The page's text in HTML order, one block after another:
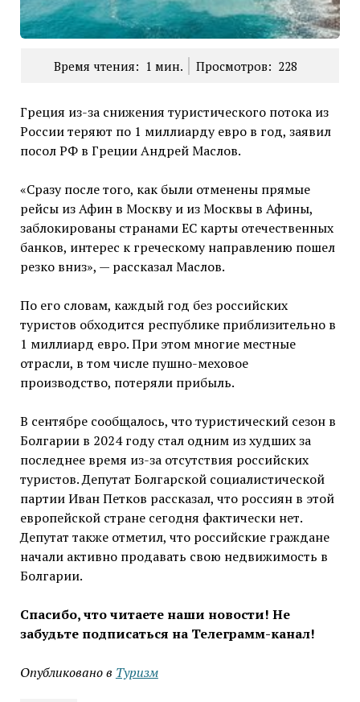
Время чтения: 1 мин. Просмотров: 228
Греция из-за снижения туристического потока из
России теряют по 1 миллиарду евро в год, заявил
посол РФ в Греции Андрей Маслов.
«Сразу после того, как были отменены прямые
рейсы из Афин в Москву и из Москвы в Афины,
заблокированы странами ЕС карты отечественных
банков, интерес к греческому направлению пошел
резко вниз», — рассказал Маслов.
По его словам, каждый год без российских
туристов обходится республике приблизительно в
1 миллиард евро. При этом многие местные
отрасли, в том числе пушно-меховое
производство, потеряли прибыль.
В сентябре сообщалось, что туристический сезон в
Болгарии в 2024 году стал одним из худших за
последнее время из-за отсутствия российских
туристов. Депутат Болгарской социалистической
партии Иван Петков рассказал, что россиян в этой
европейской стране сегодня фактически нет.
Депутат также отметил, что российские граждане
начали активно продавать свою недвижимость в
Болгарии.
Спасибо, что читаете наши новости! Не
забудьте подписаться на Телеграмм-канал!
Опубликовано в Туризм